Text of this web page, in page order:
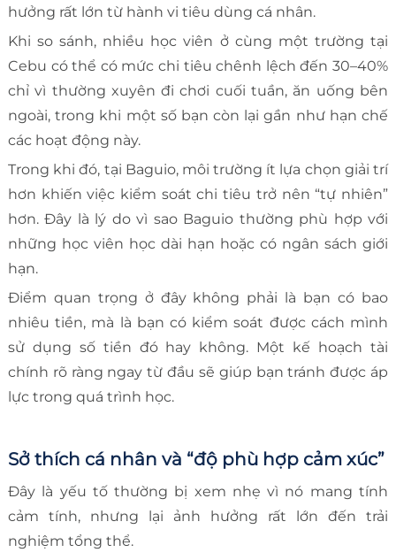
hưởng rất lớn từ hành vi tiêu dùng cá nhân.
Khi so sánh, nhiều học viên ở cùng một trường tại
Cebu có thể có mức chi tiêu chênh lệch đến 30–40%
chỉ vì thường xuyên đi chơi cuối tuần, ăn uống bên
ngoài, trong khi một số bạn còn lại gần như hạn chế
các hoạt động này.
Trong khi đó, tại Baguio, môi trường ít lựa chọn giải trí
hơn khiến việc kiểm soát chi tiêu trở nên “tự nhiên”
hơn. Đây là lý do vì sao Baguio thường phù hợp với
những học viên học dài hạn hoặc có ngân sách giới
hạn.
Điểm quan trọng ở đây không phải là bạn có bao
nhiêu tiền, mà là bạn có kiểm soát được cách mình
sử dụng số tiền đó hay không. Một kế hoạch tài
chính rõ ràng ngay từ đầu sẽ giúp bạn tránh được áp
lực trong quá trình học.
Sở thích cá nhân và “độ phù hợp cảm xúc”
Đây là yếu tố thường bị xem nhẹ vì nó mang tính
cảm tính, nhưng lại ảnh hưởng rất lớn đến trải
nghiệm tổng thể.